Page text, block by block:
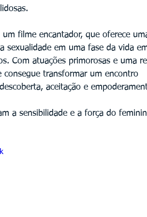
filme encantador, que oferece
sexualidade em uma fase da vida
Com atuações primorosas e uma
consegue transformar um encontro
aceitação e
a sensibilidade e a força do